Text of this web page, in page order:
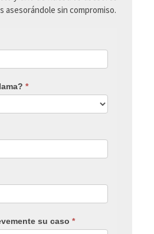
asesorándole sin compromiso.
*
su caso*